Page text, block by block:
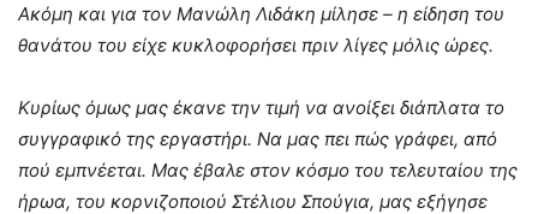
Ακόμη και για τον Μανώλη Λιδάκη μίλησε – η είδηση του
θανάτου του είχε κυκλοφορήσει πριν λίγες μόλις ώρες.
Κυρίως όμως μας έκανε την τιμή να ανοίξει διάπλατα το
συγγραφικό της εργαστήρι. Να μας πει πώς γράφει, από
πού εμπνέεται. Μας έβαλε στον κόσμο του τελευταίου της
ήρωα, του κορνιζοποιού Στέλιου Σπούγια, μας εξήγησε